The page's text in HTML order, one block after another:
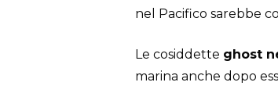
nel Pacifico sarebbe
Le cosiddette ghost
marina anche dopo